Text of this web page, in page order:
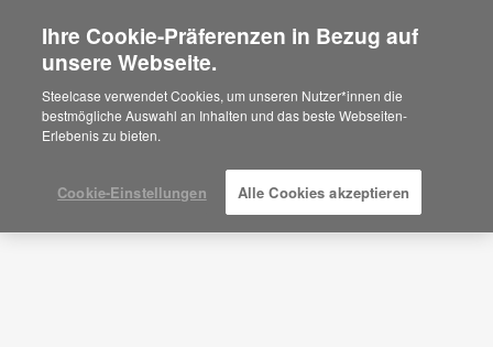
Are you in United States?
Would you like to see Products we sell in
your region?
Americas
Español
Planungsidee
ID: VR5AR9GJ
Ihre Cookie-Präferenzen in Bezug auf
unsere Webseite.
Steelcase verwendet Cookies, um unseren Nutzer*innen die
bestmögliche Auswahl an Inhalten und das beste Webseiten-
Erlebenis zu bieten.
Cookie-Einstellungen Alle Cookies akzeptieren